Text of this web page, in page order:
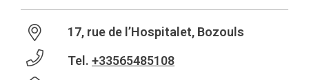
17, rue de l’Hospitalet, Bozouls
Tel. +33565485108